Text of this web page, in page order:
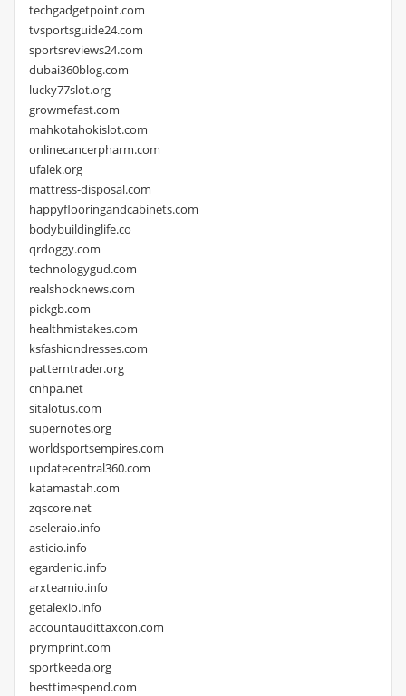
techgadgetpoint.com
tvsportsguide24.com
sportsreviews24.com
dubai360blog.com
lucky77slot.org
growmefast.com
mahkotahokislot.com
onlinecancerpharm.com
ufalek.org
mattress-disposal.com
happyflooringandcabinets.com
bodybuildinglife.co
qrdoggy.com
technologygud.com
realshocknews.com
pickgb.com
healthmistakes.com
ksfashiondresses.com
patterntrader.org
cnhpa.net
sitalotus.com
supernotes.org
worldsportsempires.com
updatecentral360.com
katamastah.com
zqscore.net
aseleraio.info
asticio.info
egardenio.info
arxteamio.info
getalexio.info
accountaudittaxcon.com
prymprint.com
sportkeeda.org
besttimespend.com